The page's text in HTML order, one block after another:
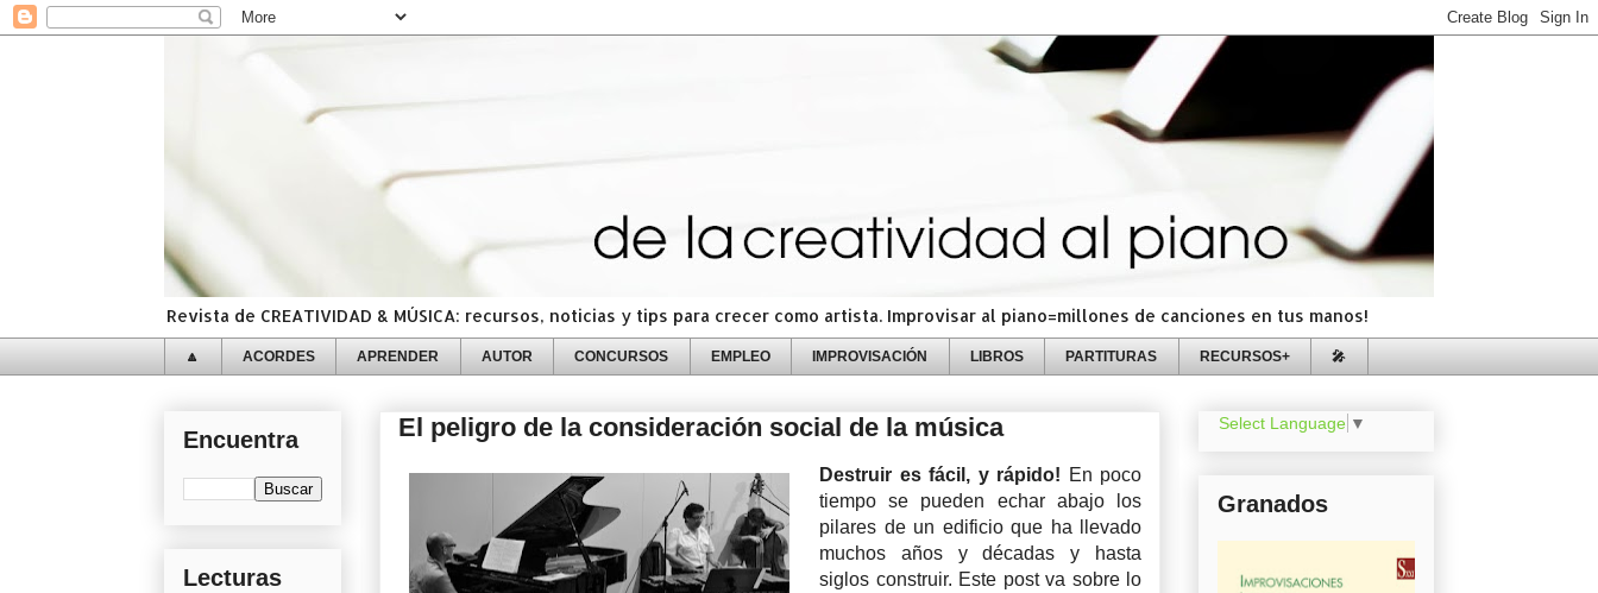
Revista de CREATIVIDAD & MÚSICA: recursos, noticias y tips para crecer como artista. Improvisar al piano=millones de canciones en tus manos!
🔼 ACORDES APRENDER AUTOR CONCURSOS EMPLEO IMPROVISACIÓN LIBROS PARTITURAS RECURSOS+ 🎤
El peligro de la consideración social de la música
Destruir es fácil, y rápido! En poco
tiempo se pueden echar abajo los
pilares de un edificio que ha llevado
muchos años y décadas y hasta
siglos construir. Este post va sobre lo
Encuentra
Lecturas
Select Language ▼
Granados